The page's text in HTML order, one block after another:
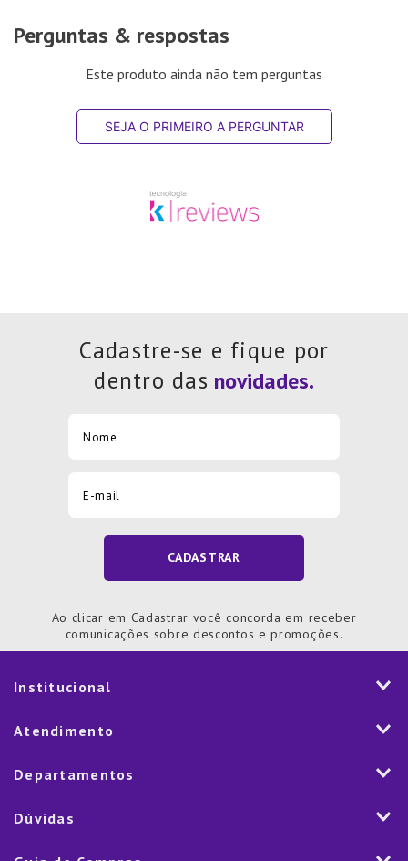
Perguntas & respostas
Este produto ainda não tem perguntas
SEJA O PRIMEIRO A PERGUNTAR
Cadastre-se e fique por
dentro das
CADASTRAR
Ao clicar em Cadastrar você concorda em receber
comunicações sobre descontos e promoções.
Institucional
História
Nossas Lojas
Atendimento
Fale Conosco
Departamentos
Mesa
Dúvidas
Como Comprar